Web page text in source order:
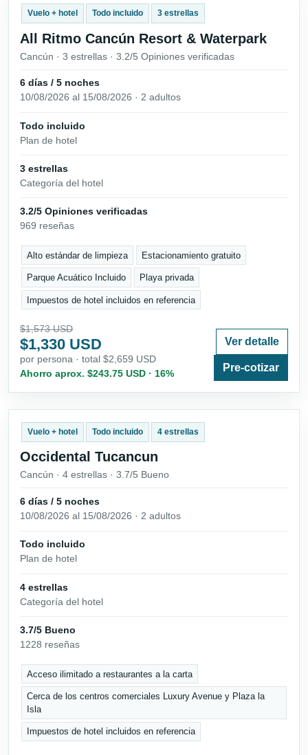
Vuelo + hotel Todo incluido 3 estrellas
All Ritmo Cancún Resort & Waterpark
Cancún · 3 estrellas · 3.2/5 Opiniones verificadas
6 días / 5 noches
10/08/2026 al 15/08/2026 · 2 adultos
Todo incluido
Plan de hotel
3 estrellas
Categoría del hotel
3.2/5 Opiniones verificadas
969 reseñas
Alto estándar de limpieza Estacionamiento gratuito
Parque Acuático Incluido Playa privada
Impuestos de hotel incluidos en referencia
$1,573 USD
$1,330 USD
por persona · total $2,659 USD
Ahorro aprox. $243.75 USD · 16%
Ver detalle
Pre-cotizar
Vuelo + hotel Todo incluido 4 estrellas
Occidental Tucancun
Cancún · 4 estrellas · 3.7/5 Bueno
6 días / 5 noches
10/08/2026 al 15/08/2026 · 2 adultos
Todo incluido
Plan de hotel
4 estrellas
Categoría del hotel
3.7/5 Bueno
1228 reseñas
Acceso ilimitado a restaurantes a la carta
Cerca de los centros comerciales Luxury Avenue y Plaza la
Isla
Impuestos de hotel incluidos en referencia